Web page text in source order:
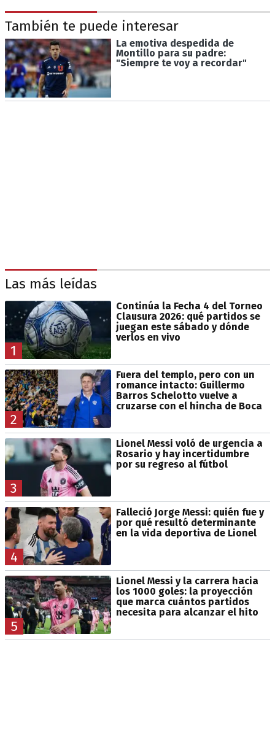
También te puede interesar
La emotiva despedida de
Montillo para su padre:
"Siempre te voy a recordar"
Las más leídas
1
Continúa la Fecha 4 del Torneo
Clausura 2026: qué partidos se
juegan este sábado y dónde
verlos en vivo
2
Fuera del templo, pero con un
romance intacto: Guillermo
Barros Schelotto vuelve a
cruzarse con el hincha de Boca
3
Lionel Messi voló de urgencia a
Rosario y hay incertidumbre
por su regreso al fútbol
4
Falleció Jorge Messi: quién fue y
por qué resultó determinante
en la vida deportiva de Lionel
5
Lionel Messi y la carrera hacia
los 1000 goles: la proyección
que marca cuántos partidos
necesita para alcanzar el hito